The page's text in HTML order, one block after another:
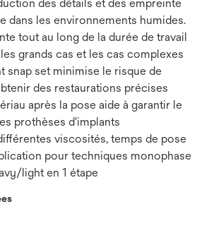
des détails et des empreinte
dans les environnements humides.
tout au long de la durée de travail
grands cas et les cas complexes
snap set minimise le risque de
des restaurations précises
après la pose aide à garantir le
prothèses d'implants
viscosités, temps de pose
pour techniques monophase
light en 1 étape